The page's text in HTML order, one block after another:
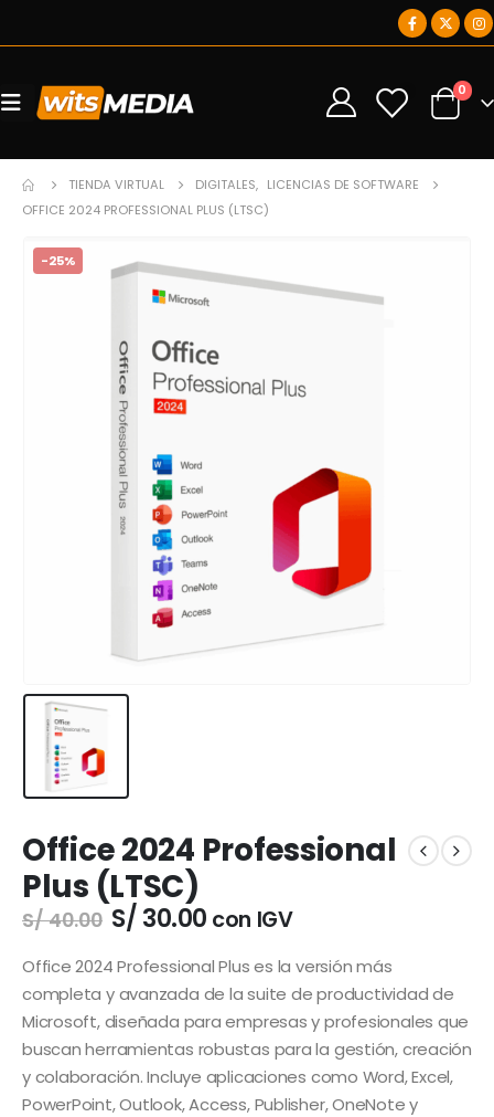
0 0
TIENDA VIRTUAL DIGITALES, LICENCIAS DE SOFTWARE
OFFICE 2024 PROFESSIONAL PLUS (LTSC)
-25%
Office 2024 Professional
Plus (LTSC)
S/40.00 El
precio
original
era:
S/ 40.00.
S/ 30.00El
actual
es:
S/ 30.00.
con IGV
Office 2024 Professional Plus es la versión más
completa y avanzada de la suite de productividad de
Microsoft, diseñada para empresas y profesionales que
buscan herramientas robustas para la gestión, creación
y colaboración. Incluye aplicaciones como Word, Excel,
PowerPoint, Outlook, Access, Publisher, OneNote y